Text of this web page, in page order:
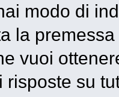
modo di
la
vuoi
risposte su